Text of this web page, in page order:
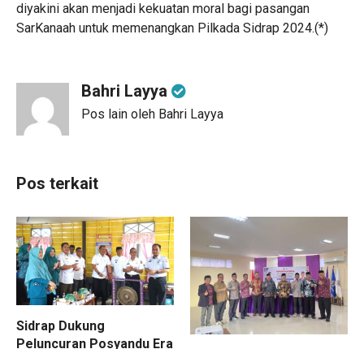
diyakini akan menjadi kekuatan moral bagi pasangan
SarKanaah untuk memenangkan Pilkada Sidrap 2024.(*)
Bahri Layya
Pos lain oleh Bahri Layya
Pos terkait
Sidrap Dukung
Peluncuran Posyandu Era